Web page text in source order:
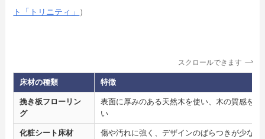
ト「トリニティ」
）
スクロールできます
床材の種類 特徴
挽き板フローリン
グ
表面に厚みのある天然木を使い、木の質感を楽
い
化粧シート床材 傷や汚れに強く、デザインのばらつきが少ない